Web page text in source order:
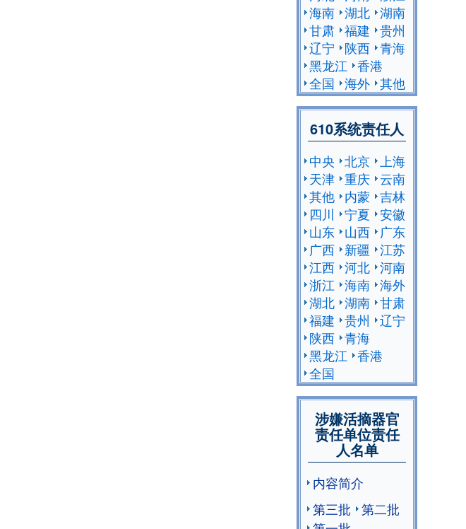
海南 湖北 湖南
甘肃 福建 贵州
辽宁
陕西 青海
黑龙江 香港
全国 海外 其他
610系统责任人
中央 北京
上海
天津 重庆 云南
其他 内蒙 吉林
四川
宁夏 安徽
山东 山西
广东
广西 新疆 江苏
江西 河北 河南
浙江 海南 海外
湖北 湖南 甘肃
福建 贵州
辽宁
陕西 青海
黑龙江 香港
全国
涉嫌活摘器官
责任单位责任
人名单
内容简介
第三批
第二批